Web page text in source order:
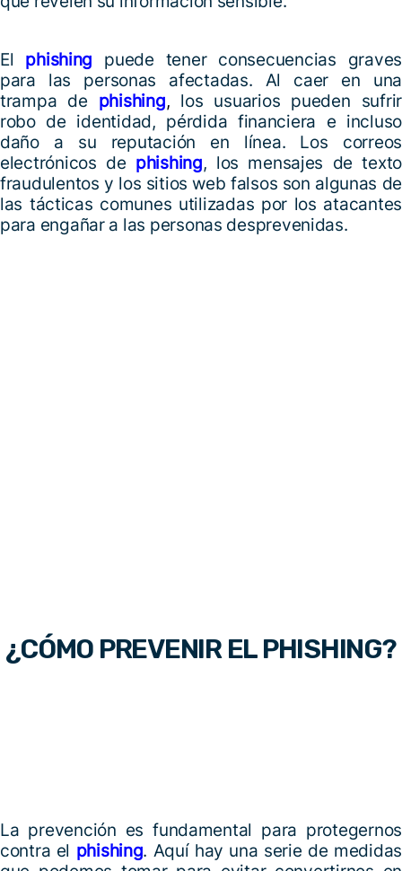
El phishing puede tener consecuencias graves
para las personas afectadas. Al caer en una
trampa de phishing, los usuarios pueden sufrir
robo de identidad, pérdida financiera e incluso
daño a su reputación en línea. Los correos
electrónicos de phishing, los mensajes de texto
fraudulentos y los sitios web falsos son algunas de
las tácticas comunes utilizadas por los atacantes
para engañar a las personas desprevenidas.
¿CÓMO PREVENIR EL PHISHING?
La prevención es fundamental para protegernos
contra el phishing. Aquí hay una serie de medidas